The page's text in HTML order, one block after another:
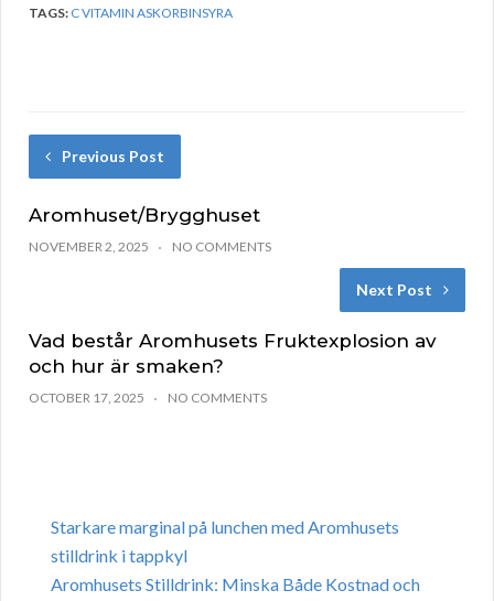
TAGS: C VITAMIN ASKORBINSYRA
Previous Post
Aromhuset/Brygghuset
NOVEMBER 2, 2025 NO COMMENTS
Next Post
Vad består Aromhusets Fruktexplosion av
och hur är smaken?
OCTOBER 17, 2025 NO COMMENTS
Starkare marginal på lunchen med Aromhusets
stilldrink i tappkyl
Aromhusets Stilldrink: Minska Både Kostnad och